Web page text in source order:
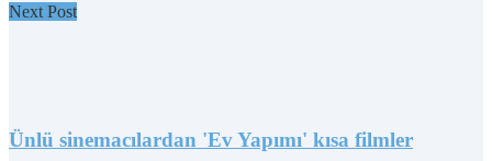
Next Post
Ünlü sinemacılardan 'Ev Yapımı' kısa filmler